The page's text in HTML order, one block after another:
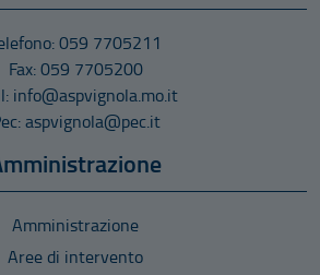
059 7705211
Fax: 059 7705200
info@aspvignola.mo.it
aspvignola@pec.it
Amministrazione
Aree di intervento